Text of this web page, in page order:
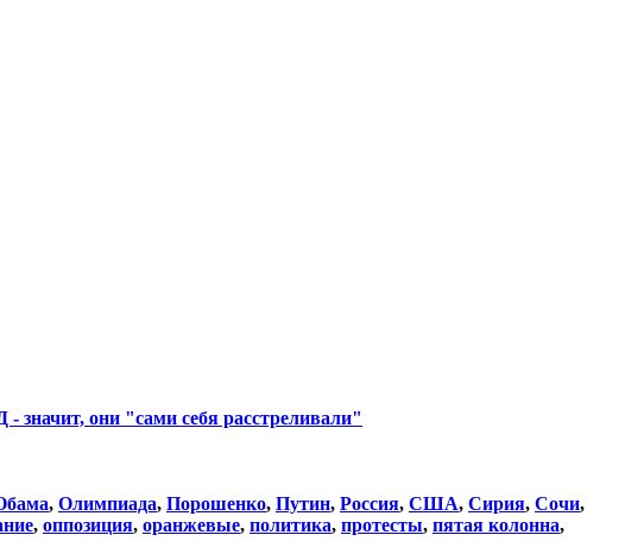
значит, они "сами себя расстреливали"
, Олимпиада, Порошенко, Путин, Россия, США, Сирия, Сочи,
, оппозиция, оранжевые, политика, протесты, пятая колонна,